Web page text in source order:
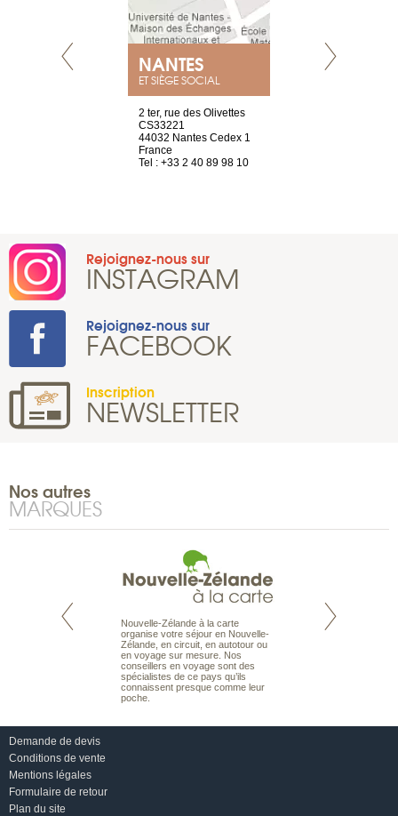
NANTES
ET SIÈGE SOCIAL
2 ter, rue des Olivettes
CS33221
44032 Nantes Cedex 1
France
Tel : +33 2 40 89 98 10
Rejoignez-nous sur
INSTAGRAM
Rejoignez-nous sur
FACEBOOK
Inscription
NEWSLETTER
Nos autres
MARQUES
est le spécialiste
Nouvelle-Zélande à la carte
organise votre séjour en Nouvelle-
Zélande, en circuit, en autotour ou
en voyage sur mesure. Nos
conseillers en voyage sont des
spécialistes de ce pays qu’ils
connaissent presque comme leur
poche.
Notre site
Demande de devis
Conditions de vente
Mentions légales
Formulaire de retour
Plan du site